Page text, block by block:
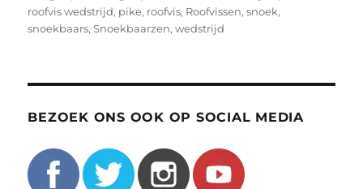
roofvis wedstrijd, pike, roofvis, Roofvissen,snoek,
snoekbaars,Snoekbaarzen,wedstrijd
BEZOEK ONS OOK OP SOCIAL MEDIA